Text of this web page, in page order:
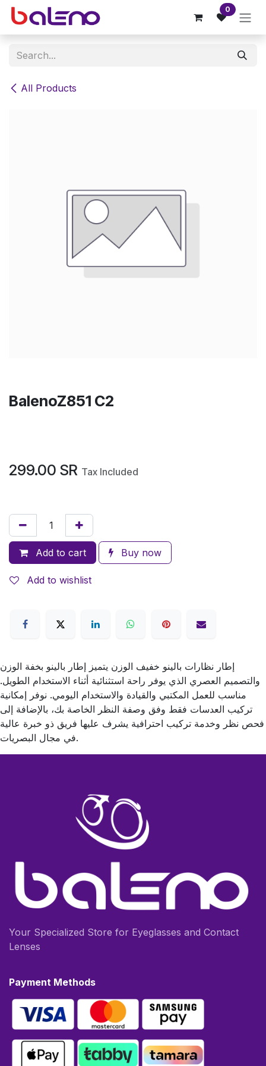
Skip to Content 0
All Products
BalenoZ851 C2
299.00 SR Tax Included
Add to cart Buy now
Add to wishlist
إطار نظارات بالينو خفيف الوزن يتميز إطار بالينو بخفة الوزن
والتصميم العصري الذي يوفر راحة استثنائية أثناء الاستخدام الطويل.
مناسب للعمل المكتبي والقيادة والاستخدام اليومي. نوفر إمكانية
تركيب العدسات فقط وفق وصفة النظر الخاصة بك، بالإضافة إلى
فحص نظر وخدمة تركيب احترافية يشرف عليها فريق ذو خبرة عالية
في مجال البصريات.
Your Specialized Store for Eyeglasses and Contact
Lenses
Payment Methods